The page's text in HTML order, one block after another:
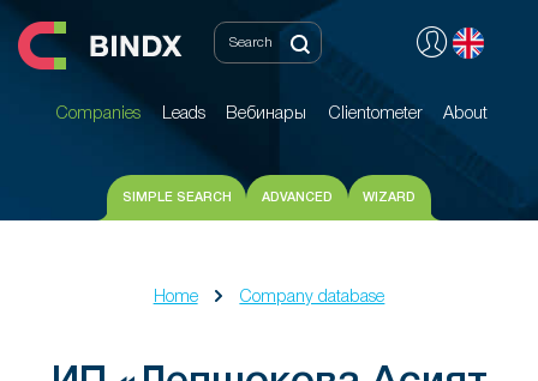
Companies Leads Вебинары Clientometer About
Companies Leads Вебинары Clientometer About
SIMPLE SEARCH ADVANCED WIZARD
Home Company database